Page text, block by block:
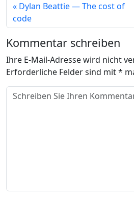
Dylan Beattie — The cost of
code
Kommentar schreiben
Ihre E-Mail-Adresse wird nicht
Erforderliche Felder sind mit*